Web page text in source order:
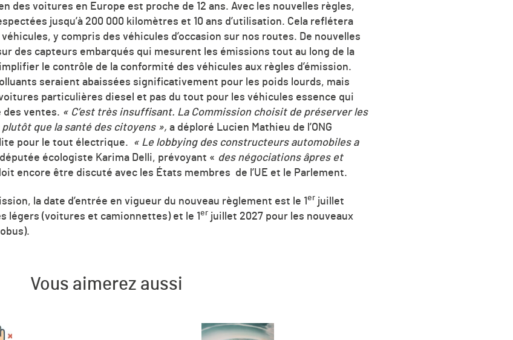
des voitures en Europe est proche de 12 ans. Avec les nouvelles règles,
jusqu’à 200 000 kilomètres et 10 ans d’utilisation. Cela reflétera
y compris des véhicules d’occasion sur nos routes. De nouvelles
des capteurs embarqués qui mesurent les émissions tout au long de la
le contrôle de la conformité des véhicules aux règles d’émission.
seraient abaissées significativement pour les poids lourds, mais
particulières diesel et pas du tout pour les véhicules essence qui
des ventes. « C’est très insuffisant. La Commission choisit de préserver les
que la santé des citoyens », a déploré Lucien Mathieu de l’ONG
pour le tout électrique.
« Le lobbying des constructeurs automobiles a
écologiste Karima Delli, prévoyant « des négociations âpres et
encore être discuté avec les États membres de l’UE et le Parlement.
la date d’entrée en vigueur du nouveau règlement est le 1er juillet
légers (voitures et camionnettes) et le 1er juillet 2027 pour les nouveaux
Vous aimerez aussi